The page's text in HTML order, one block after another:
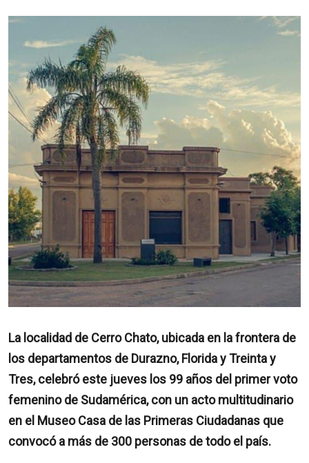
La localidad de Cerro Chato, ubicada en la frontera de
los departamentos de Durazno, Florida y Treinta y
Tres, celebró este jueves los 99 años del primer voto
femenino de Sudamérica, con un acto multitudinario
en el Museo Casa de las Primeras Ciudadanas que
convocó a más de 300 personas de todo el país.